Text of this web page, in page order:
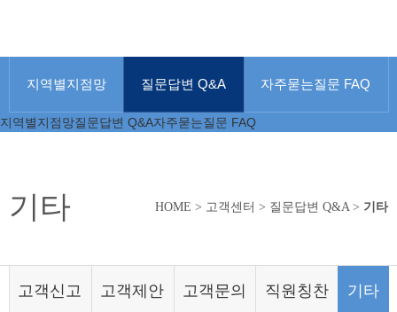
지역별지점망 질문답변 Q&A 자주묻는질문 FAQ
지역별지점망질문답변 Q&A자주묻는질문 FAQ
기타 HOME > 고객센터 > 질문답변 Q&A > 기타
고객신고 고객제안 고객문의 직원칭찬 기타